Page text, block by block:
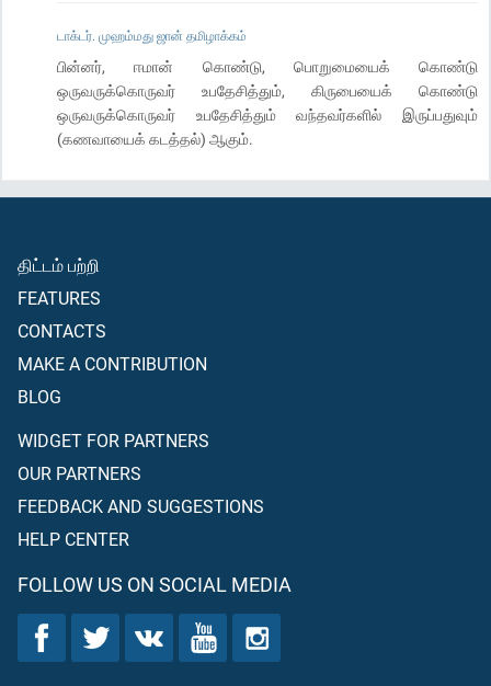
டாக்டர். முஹம்மது ஜான் தமிழாக்கம்
பின்னர், ஈமான் கொண்டு, பொறுமையைக் கொண்டு
ஒருவருக்கொருவர் உபதேசித்தும், கிருபையைக் கொண்டு
ஒருவருக்கொருவர் உபதேசித்தும் வந்தவர்களில் இருப்பதுவும்
(கணவாயைக் கடத்தல்) ஆகும்.
திட்டம் பற்றி
FEATURES
CONTACTS
MAKE A CONTRIBUTION
BLOG
WIDGET FOR PARTNERS
OUR PARTNERS
FEEDBACK AND SUGGESTIONS
HELP CENTER
FOLLOW US ON SOCIAL MEDIA